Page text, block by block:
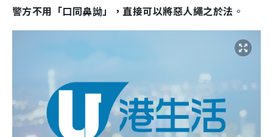
警方不用「口同鼻詏」，直接可以將惡人繩之於法 。